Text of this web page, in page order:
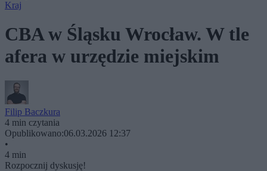
Kraj
CBA w Śląsku Wrocław. W tle
afera w urzędzie miejskim
Filip Baczkura
4 min czytania
Opublikowano:06.03.2026 12:37
•
4 min
Rozpocznij dyskusję!